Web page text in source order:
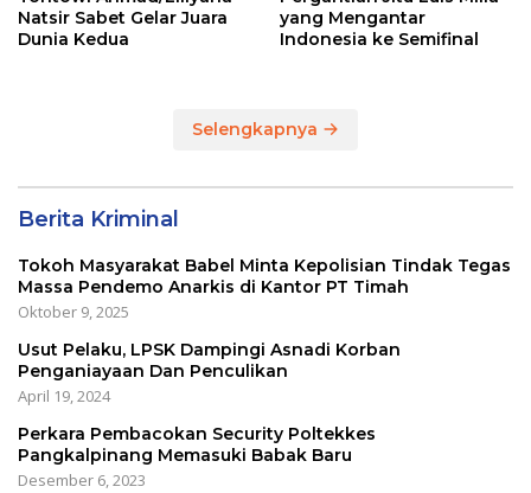
Natsir Sabet Gelar Juara
Dunia Kedua
yang Mengantar
Indonesia ke Semifinal
Selengkapnya
Berita Kriminal
Tokoh Masyarakat Babel Minta Kepolisian Tindak Tegas
Massa Pendemo Anarkis di Kantor PT Timah
Oktober 9, 2025
Usut Pelaku, LPSK Dampingi Asnadi Korban
Penganiayaan Dan Penculikan
April 19, 2024
Perkara Pembacokan Security Poltekkes
Pangkalpinang Memasuki Babak Baru
Desember 6, 2023